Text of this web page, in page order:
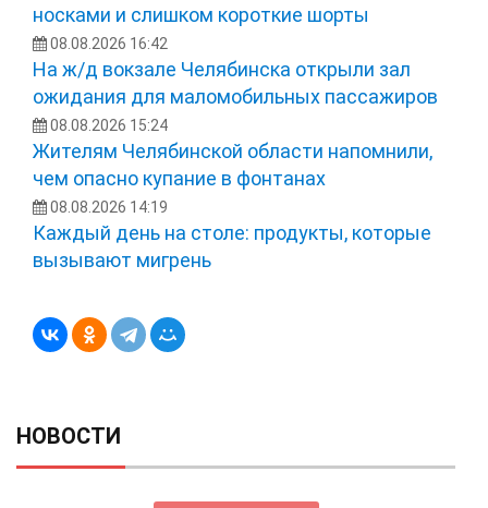
носками и слишком короткие шорты
08.08.2026 16:42
На ж/д вокзале Челябинска открыли зал
ожидания для маломобильных пассажиров
08.08.2026 15:24
Жителям Челябинской области напомнили,
чем опасно купание в фонтанах
08.08.2026 14:19
Каждый день на столе: продукты, которые
вызывают мигрень
НОВОСТИ